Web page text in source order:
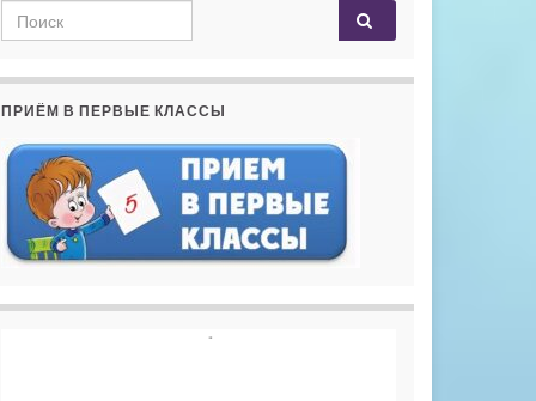
Search for:
ПРИЁМ В ПЕРВЫЕ КЛАССЫ